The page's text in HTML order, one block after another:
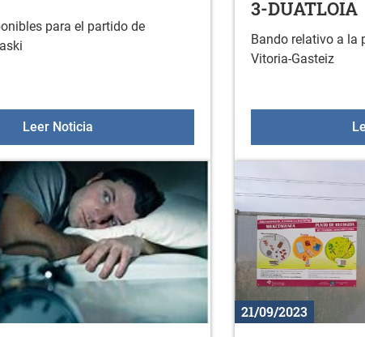
para el partido de
Leer Noticia Partido Kutxabank Araski- Casademont
3-DUATLOIA
Bando relativo a la
Vitoria-Gasteiz
21/09/2023